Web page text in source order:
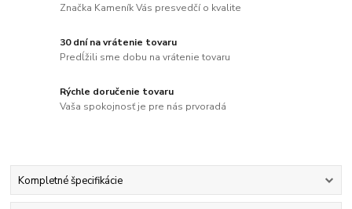
Značka Kameník Vás presvedčí o kvalite
30 dní na vrátenie tovaru
Predĺžili sme dobu na vrátenie tovaru
Rýchle doručenie tovaru
Vaša spokojnosť je pre nás prvoradá
Kompletné špecifikácie